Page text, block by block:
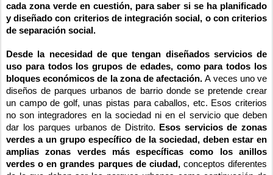
cada zona verde en cuestión, para saber si se ha planificado
y diseñado con criterios de integración social, o con criterios
de separación social.
Desde la necesidad de que tengan diseñados servicios de
uso para todos los grupos de edades, como para todos los
bloques económicos de la zona de afectación.A veces uno ve
diseños de parques urbanos de barrio donde se pretende crear
un campo de golf, unas pistas para caballos, etc. Esos criterios
no son integradores en la sociedad ni en el servicio que deben
dar los parques urbanos de Distrito.
Esos servicios de zonas
verdes a un grupo específico de la sociedad, deben estar en
amplias zonas verdes más específicas como los anillos
verdes o en grandes parques de ciudad,conceptos diferentes